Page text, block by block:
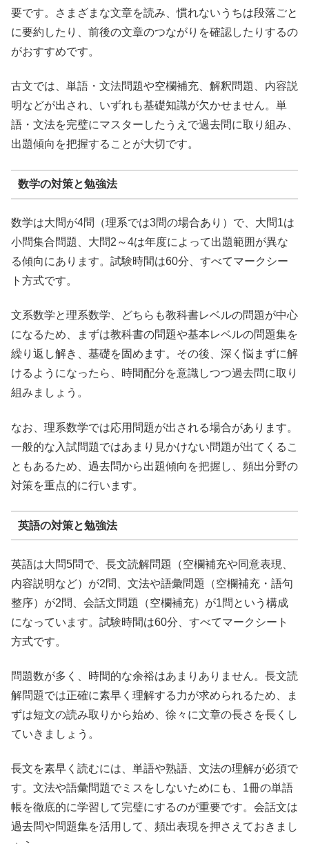
要です。さまざまな文章を読み、慣れないうちは段落ごと
に要約したり、前後の文章のつながりを確認したりするの
がおすすめです。
古文では、単語・文法問題や空欄補充、解釈問題、内容説
明などが出され、いずれも基礎知識が欠かせません。単
語・文法を完璧にマスターしたうえで過去問に取り組み、
出題傾向を把握することが大切です。
数学の対策と勉強法
数学は大問が4問（理系では3問の場合あり）で、大問1は
小問集合問題、大問2～4は年度によって出題範囲が異な
る傾向にあります。試験時間は60分、すべてマークシー
ト方式です。
文系数学と理系数学、どちらも教科書レベルの問題が中心
になるため、まずは教科書の問題や基本レベルの問題集を
繰り返し解き、基礎を固めます。その後、深く悩まずに解
けるようになったら、時間配分を意識しつつ過去問に取り
組みましょう。
なお、理系数学では応用問題が出される場合があります。
一般的な入試問題ではあまり見かけない問題が出てくるこ
ともあるため、過去問から出題傾向を把握し、頻出分野の
対策を重点的に行います。
英語の対策と勉強法
英語は大問5問で、長文読解問題（空欄補充や同意表現、
内容説明など）が2問、文法や語彙問題（空欄補充・語句
整序）が2問、会話文問題（空欄補充）が1問という構成
になっています。試験時間は60分、すべてマークシート
方式です。
問題数が多く、時間的な余裕はあまりありません。長文読
解問題では正確に素早く理解する力が求められるため、ま
ずは短文の読み取りから始め、徐々に文章の長さを長くし
ていきましょう。
長文を素早く読むには、単語や熟語、文法の理解が必須で
す。文法や語彙問題でミスをしないためにも、1冊の単語
帳を徹底的に学習して完璧にするのが重要です。会話文は
過去問や問題集を活用して、頻出表現を押さえておきまし